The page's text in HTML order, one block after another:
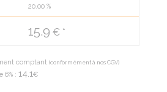
20.00 %
15.9 € *
comptant (conformément à nos CGV)
6% : 14.1€